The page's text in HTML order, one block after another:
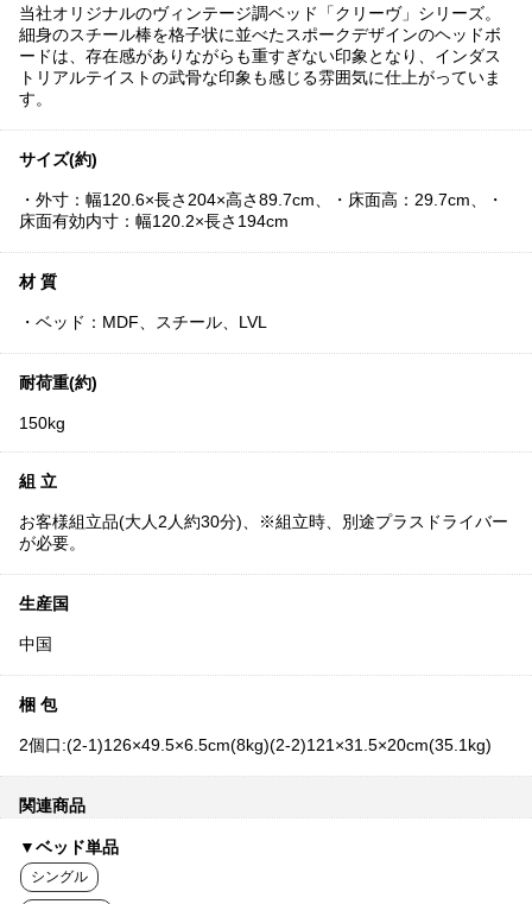
当社オリジナルのヴィンテージ調ベッド「クリーヴ」シリーズ。
細身のスチール棒を格子状に並べたスポークデザインのヘッドボ
ードは、存在感がありながらも重すぎない印象となり、インダス
トリアルテイストの武骨な印象も感じる雰囲気に仕上がっていま
す。
サイズ(約)
・外寸：幅120.6×長さ204×高さ89.7cm、・床面高：29.7cm、・
床面有効内寸：幅120.2×長さ194cm
材 質
・ベッド：MDF、スチール、LVL
耐荷重(約)
150kg
組 立
お客様組立品(大人2人約30分)、※組立時、別途プラスドライバー
が必要。
生産国
中国
梱 包
2個口:(2-1)126×49.5×6.5cm(8kg)(2-2)121×31.5×20cm(35.1kg)
関連商品
▼ベッド単品
シングル